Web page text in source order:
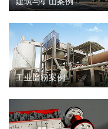
工业磨粉案例